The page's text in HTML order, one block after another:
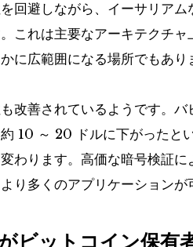
回避しながら、イーサリア
これは主要なアーキテクチ
に広範囲になる場所でもあり
改善されているようです。
10 ～ 20 ドルに下がったと
わります。高価な暗号検証
り多くのアプリケーションが
ビットコイン保有